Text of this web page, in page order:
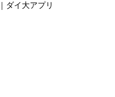
ダイ大アプリ